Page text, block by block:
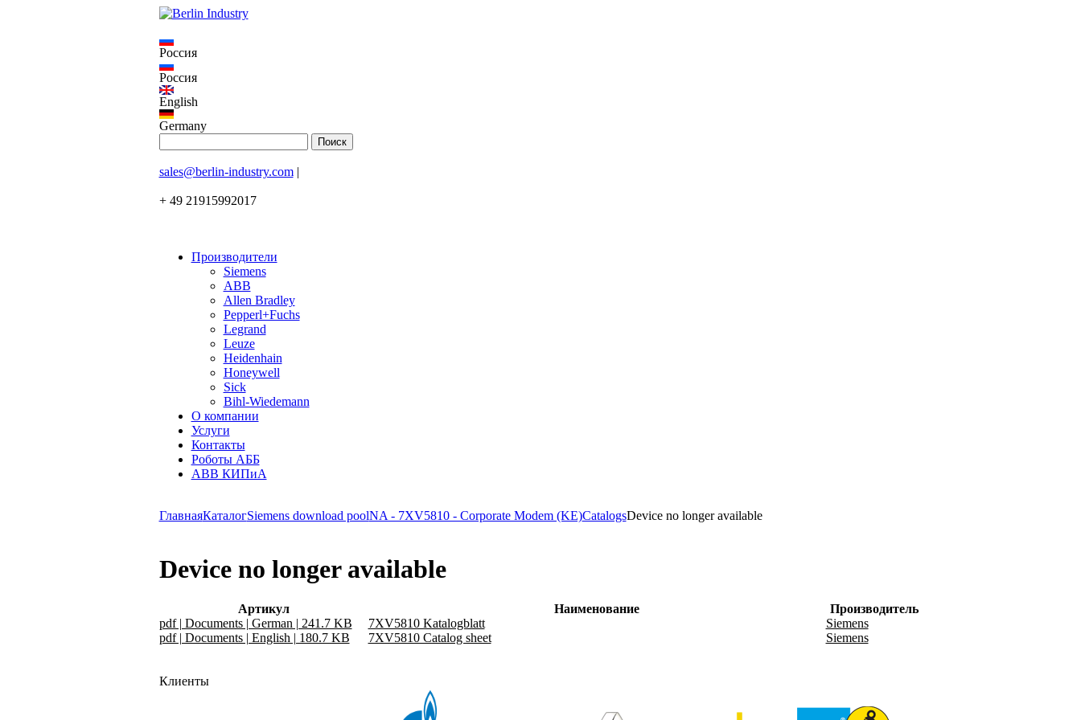
Россия
Россия
English
Germany
sales@berlin-industry.com|
+ 49 21915992017
Производители
Siemens
ABB
Allen Bradley
Pepperl+Fuchs
Legrand
Leuze
Heidenhain
Honeywell
Sick
Bihl-Wiedemann
О компании
Услуги
Контакты
Роботы АББ
ABB КИПиА
ГлавнаяКаталогSiemens download poolNA - 7XV5810 - Corporate Modem (KE)CatalogsDevice no longer available
Device no longer available
Артикул Наименование
Производитель
pdf | Documents | German | 241.7 KB
7XV5810 Katalogblatt
Siemens
pdf | Documents | English | 180.7 KB
7XV5810 Catalog sheet Siemens
Клиенты